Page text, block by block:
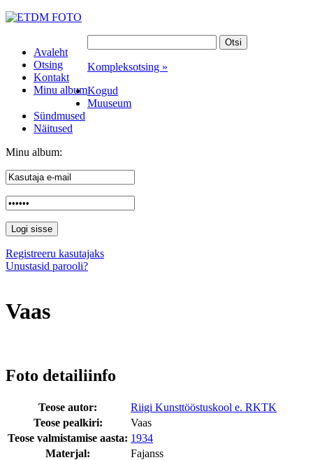
Avaleht
Otsing
Kontakt
Minu album
Kompleksotsing »
Kogud
Muuseum
Sündmused
Näitused
Minu album:
Registreeru kasutajaks
Unustasid parooli?
Vaas
Foto detailiinfo
Teose autor:
Riigi Kunsttööstuskool e. RKTK
Teose pealkiri:
Vaas
Teose valmistamise aasta: 1934
Materjal:
Fajanss